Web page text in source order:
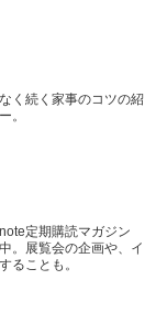
く続く家事のコツの紹
。
定期購読マガジン
。展覧会の企画や、イ
ることも。